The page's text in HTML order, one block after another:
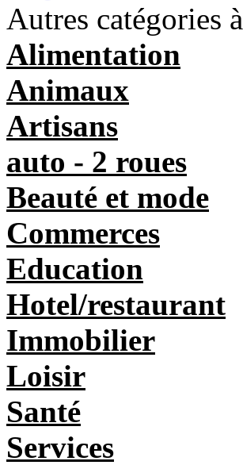
Autres catégories à
Alimentation
Animaux
Artisans
auto - 2 roues
Beauté et mode
Commerces
Education
Hotel/restaurant
Immobilier
Loisir
Santé
Services